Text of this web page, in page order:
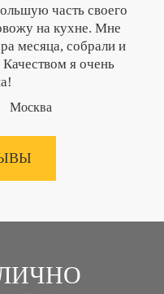
часть своего
на кухне. Мне
месяца, собрали и
я очень
Москва